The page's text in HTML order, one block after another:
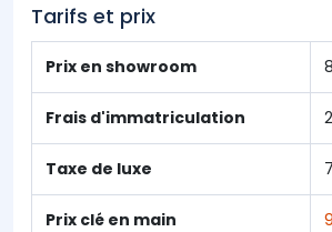
Tarifs et prix
Prix en showroom
Frais d'immatriculation
Taxe de luxe
Prix clé en main